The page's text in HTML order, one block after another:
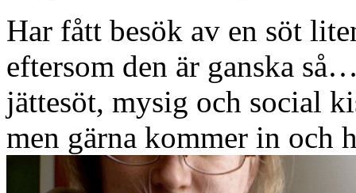
Har fått besök av en söt
eftersom den är ganska
jättesöt, mysig och social
men gärna kommer in och